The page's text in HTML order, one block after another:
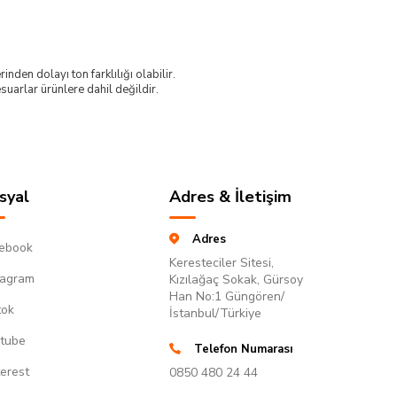
dolayı ton farklılığı olabilir.
ürünlere dahil değildir.
Adres & İletişim
Adres
Keresteciler Sitesi,
Kızılağaç Sokak, Gürsoy
Han No:1 Güngören/
İstanbul/Türkiye
Telefon Numarası
0850 480 24 44